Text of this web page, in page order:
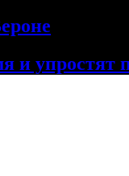
и упростят